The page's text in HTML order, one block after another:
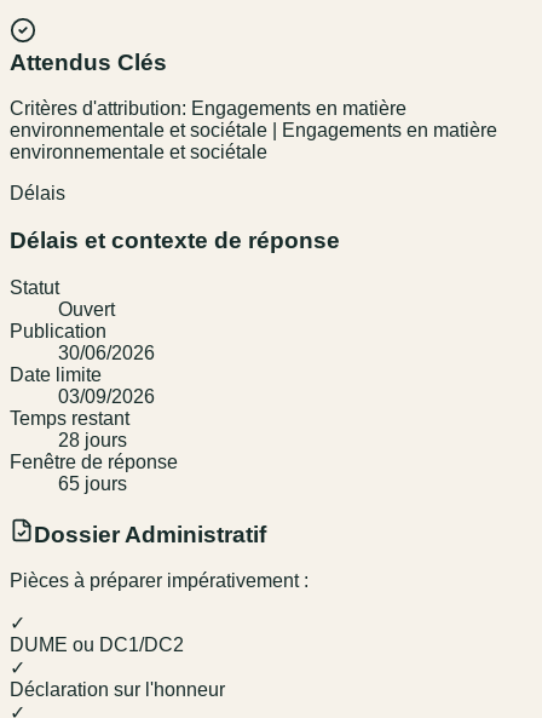
Attendus Clés
Critères d'attribution: Engagements en matière
environnementale et sociétale | Engagements en matière
environnementale et sociétale
Délais
Délais et contexte de réponse
Statut
Ouvert
Publication
30/06/2026
Date limite
03/09/2026
Temps restant
28 jours
Fenêtre de réponse
65 jours
Dossier Administratif
Pièces à préparer impérativement :
✓
DUME ou DC1/DC2
✓
Déclaration sur l'honneur
✓